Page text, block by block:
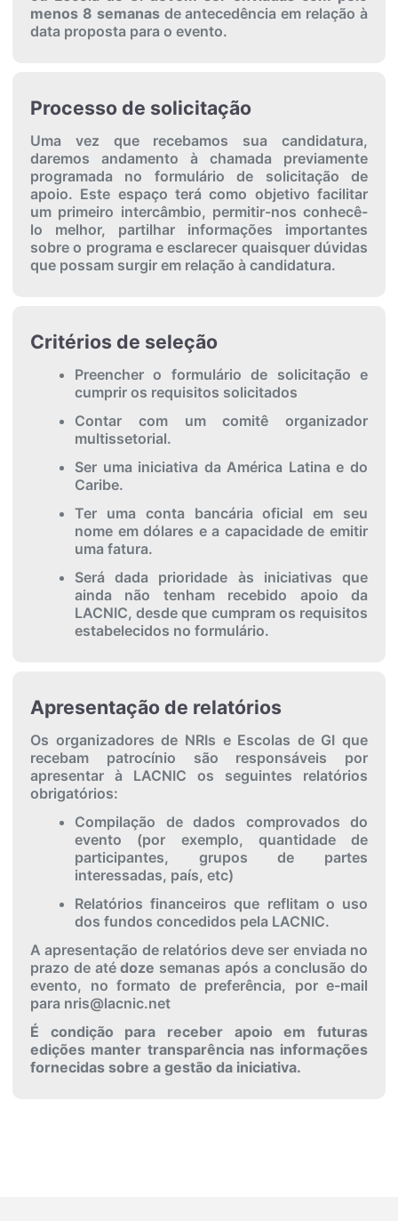
menos 8 semanasde antecedência em relação à
data proposta para o evento.
Processo de solicitação
Uma vez que recebamos sua candidatura,
daremos andamento à chamada previamente
programada no formulário de solicitação de
apoio. Este espaço terá como objetivo facilitar
um primeiro intercâmbio, permitir-nos conhecê-
lo melhor, partilhar informações importantes
sobre o programa e esclarecer quaisquer dúvidas
que possam surgir em relação à candidatura.
Critérios de seleção
Preencher o formulário de solicitação e
cumprir os requisitos solicitados
Contar com um comitê organizador
multissetorial.
Ser uma iniciativa da América Latina e do
Caribe.
Ter uma conta bancária oficial em seu
nome em dólares e a capacidade de emitir
uma fatura.
Será dada prioridade às iniciativas que
ainda não tenham recebido apoio da
LACNIC, desde que cumpram os requisitos
estabelecidos no formulário.
Apresentação de relatórios
Os organizadores de NRIs e Escolas de GI que
recebam patrocínio são responsáveis por
apresentar à LACNIC os seguintes relatórios
obrigatórios:
Compilação de dados comprovados do
evento (por exemplo, quantidade de
participantes, grupos de partes
interessadas, país, etc)
Relatórios financeiros que reflitam o uso
dos fundos concedidos pela LACNIC.
A apresentação de relatórios deve ser enviada no
prazo de atédoze semanas após a conclusão do
evento, no formato de preferência, por e-mail
para nris@lacnic.net
É condição para receber apoio em futuras
edições manter transparência nas informações
fornecidas sobre a gestão da iniciativa.